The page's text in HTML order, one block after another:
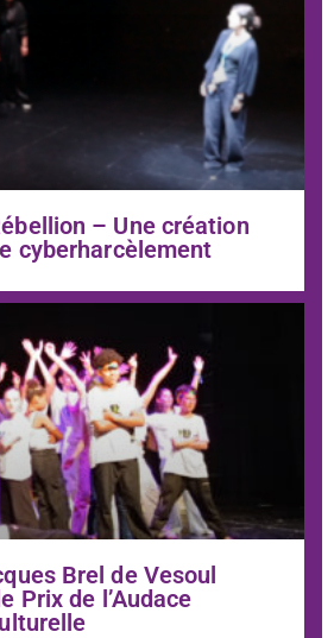
– Une création
cyberharcèlement
Brel de Vesoul
Prix de l’Audace